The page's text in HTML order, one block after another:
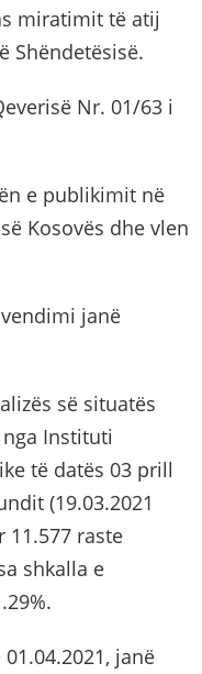
miratimit të atij
Shëndetësisë.
Nr. 01/63 i
e publikimit në
Kosovës dhe vlen
janë
së situatës
Instituti
të datës 03 prill
(19.03.2021
11.577 raste
shkalla e
janë